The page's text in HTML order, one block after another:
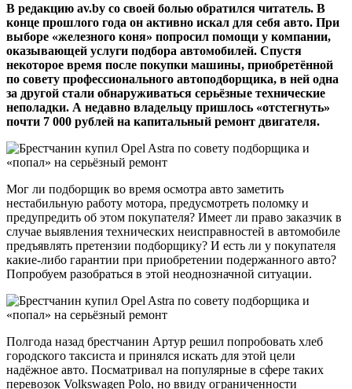
В редакцию av.by со своей болью обратился читатель. В
конце прошлого года он активно искал для себя авто. При
выборе «железного коня» попросил помощи у компании,
оказывающей услуги подбора автомобилей. Спустя
некоторое время после покупки машины, приобретённой
по совету профессионального автоподборщика, в ней одна
за другой стали обнаруживаться серьёзные технические
неполадки. А недавно владельцу пришлось «отстегнуть»
почти 7 000 рублей на капитальный ремонт двигателя.
Мог ли подборщик во время осмотра авто заметить
нестабильную работу мотора, предусмотреть поломку и
предупредить об этом покупателя? Имеет ли право заказчик в
случае выявления технических неисправностей в автомобиле
предъявлять претензии подборщику? И есть ли у покупателя
какие-либо гарантии при приобретении подержанного авто?
Попробуем разобраться в этой неоднозначной ситуации.
Полгода назад брестчанин Артур решил попробовать хлеб
городского таксиста и принялся искать для этой цели
надёжное авто. Посматривал на популярные в сфере таких
перевозок Volkswagen Polo, но ввиду ограниченности